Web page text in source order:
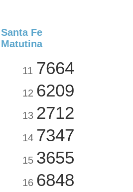
Santa Fe
Matutina
11 7664
12 6209
13 2712
14 7347
15 3655
16 6848